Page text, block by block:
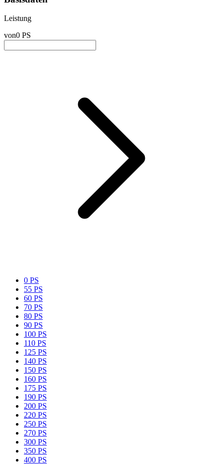
Leistung
von0 PS
0 PS
55 PS
60 PS
70 PS
80 PS
90 PS
100 PS
110 PS
125 PS
140 PS
150 PS
160 PS
175 PS
190 PS
200 PS
220 PS
250 PS
270 PS
300 PS
350 PS
400 PS